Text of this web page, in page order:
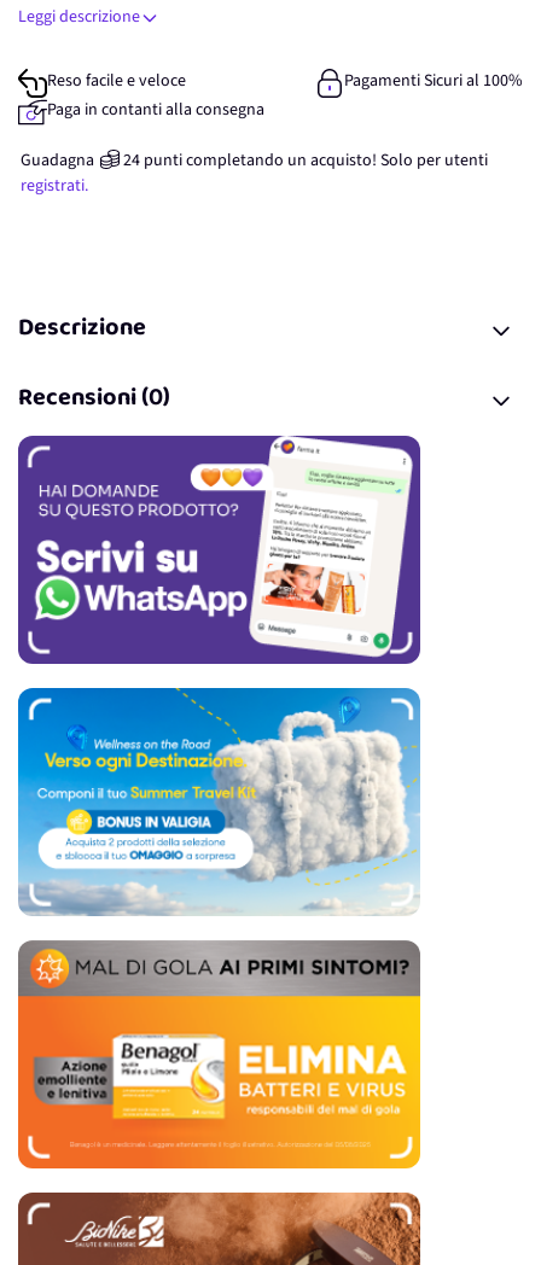
Leggi descrizione
Reso facile e veloce
Pagamenti Sicuri al 100%
Paga in contanti alla consegna
Guadagna 24 punticompletando un acquisto! Solo per utenti
registrati.
Descrizione
Recensioni (0)